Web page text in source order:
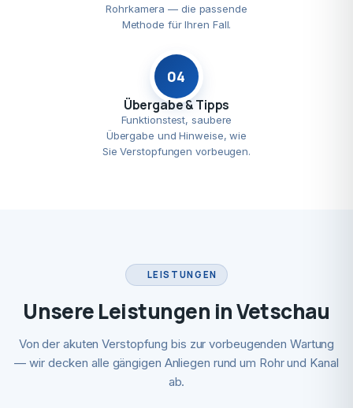
Rohrkamera — die passende
Methode für Ihren Fall.
04
Übergabe & Tipps
Funktionstest, saubere
Übergabe und Hinweise, wie
Sie Verstopfungen vorbeugen.
LEISTUNGEN
Unsere Leistungen in Vetschau
Von der akuten Verstopfung bis zur vorbeugenden Wartung
— wir decken alle gängigen Anliegen rund um Rohr und Kanal
ab.